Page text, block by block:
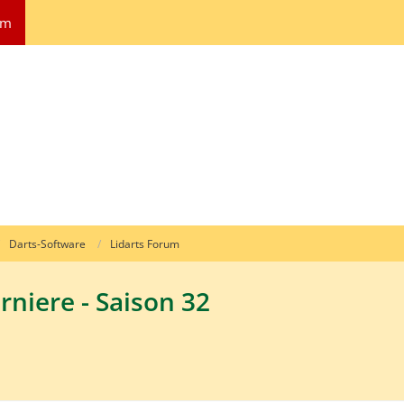
Darts-Software Lidarts Forum
- Saison 32